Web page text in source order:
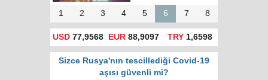
1 2 3 4 5 6 7 8
USD 77,9568 EUR 88,9097 TRY1,6598
Sizce Rusya'nın tescillediği Covid-19
aşısı güvenli mi?